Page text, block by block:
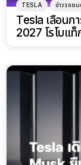
TESLA ข่าวรถยน
Tesla เลื่อนก
2027 โรโบแ